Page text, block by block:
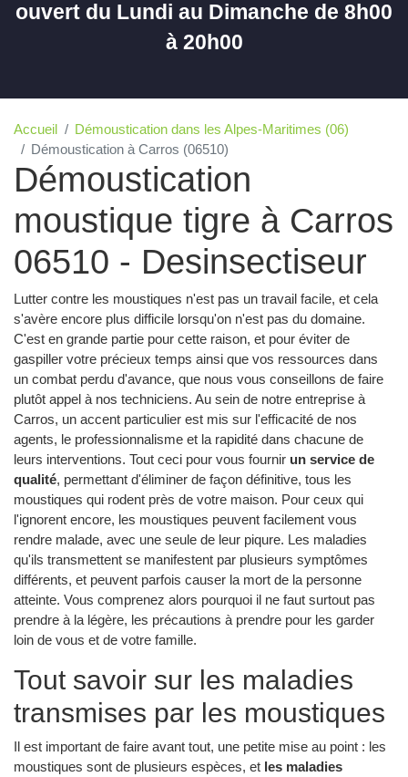
ouvert du Lundi au Dimanche de 8h00
à 20h00
Accueil
Démoustication dans les Alpes-Maritimes (06)
Démoustication à Carros (06510)
Démoustication
moustique tigre à Carros
06510 - Desinsectiseur
Lutter contre les moustiques n'est pas un travail facile, et cela
s'avère encore plus difficile lorsqu'on n'est pas du domaine.
C'est en grande partie pour cette raison, et pour éviter de
gaspiller votre précieux temps ainsi que vos ressources dans
un combat perdu d'avance, que nous vous conseillons de faire
plutôt appel à nos techniciens. Au sein de notre entreprise à
Carros, un accent particulier est mis sur l'efficacité de nos
agents, le professionnalisme et la rapidité dans chacune de
leurs interventions. Tout ceci pour vous fournir un service de
qualité, permettant d'éliminer de façon définitive, tous les
moustiques qui rodent près de votre maison. Pour ceux qui
l'ignorent encore, les moustiques peuvent facilement vous
rendre malade, avec une seule de leur piqure. Les maladies
qu'ils transmettent se manifestent par plusieurs symptômes
différents, et peuvent parfois causer la mort de la personne
atteinte. Vous comprenez alors pourquoi il ne faut surtout pas
prendre à la légère, les précautions à prendre pour les garder
loin de vous et de votre famille.
Tout savoir sur les maladies
transmises par les moustiques
Il est important de faire avant tout, une petite mise au point : les
moustiques sont de plusieurs espèces, et les maladies